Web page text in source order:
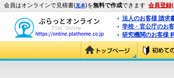
会員はオンラインで見積書(見本)を無料で作成できます 会員登録
法人のお客様 請求
学校・官公庁のお
研究機関のお客様